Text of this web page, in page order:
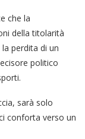
che la
della titolarità
perdita di un
politico
sarà solo
conforta verso un